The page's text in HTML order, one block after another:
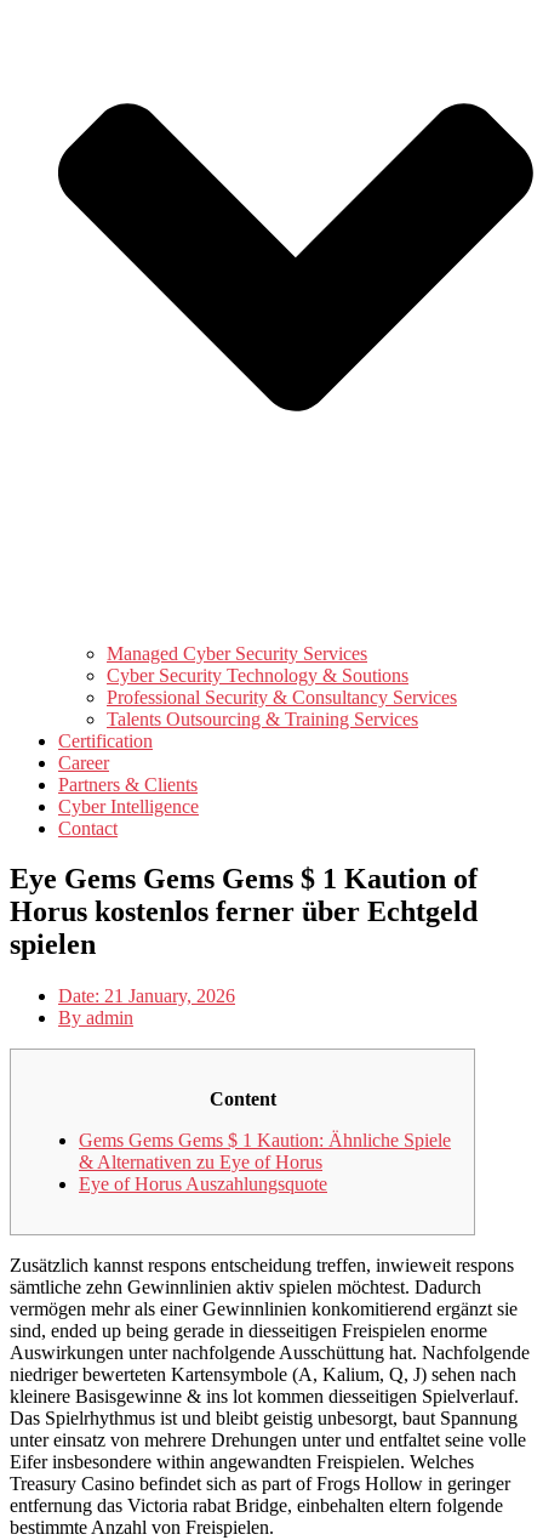
Managed Cyber Security Services
Cyber Security Technology & Soutions
Professional Security & Consultancy Services
Talents Outsourcing & Training Services
Certification
Career
Partners & Clients
Cyber Intelligence
Contact
Eye Gems Gems Gems $ 1 Kaution of
Horus kostenlos ferner über Echtgeld
spielen
Date: 21 January, 2026
By admin
Content
Gems Gems Gems $ 1 Kaution: Ähnliche Spiele
& Alternativen zu Eye of Horus
Eye of Horus Auszahlungsquote
Zusätzlich kannst respons entscheidung treffen, inwieweit respons
sämtliche zehn Gewinnlinien aktiv spielen möchtest. Dadurch
vermögen mehr als einer Gewinnlinien konkomitierend ergänzt sie
sind, ended up being gerade in diesseitigen Freispielen enorme
Auswirkungen unter nachfolgende Ausschüttung hat. Nachfolgende
niedriger bewerteten Kartensymbole (A, Kalium, Q, J) sehen nach
kleinere Basisgewinne & ins lot kommen diesseitigen Spielverlauf.
Das Spielrhythmus ist und bleibt geistig unbesorgt, baut Spannung
unter einsatz von mehrere Drehungen unter und entfaltet seine volle
Eifer insbesondere within angewandten Freispielen. Welches
Treasury Casino befindet sich as part of Frogs Hollow in geringer
entfernung das Victoria rabat Bridge, einbehalten eltern folgende
bestimmte Anzahl von Freispielen.